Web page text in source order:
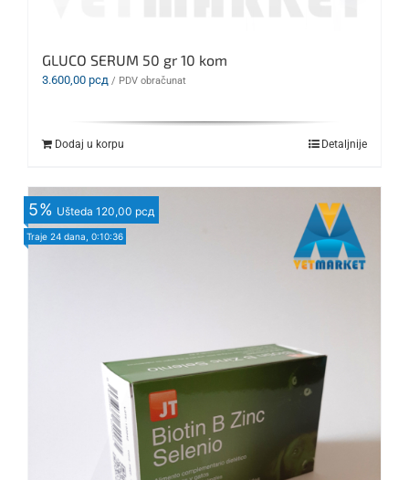
GLUCO SERUM 50 gr 10 kom
3.600,00 рсд / PDV obračunat
Dodaj u korpu Detaljnije
5% Ušteda 120,00 рсд
Traje 24 dana, 0:10:34